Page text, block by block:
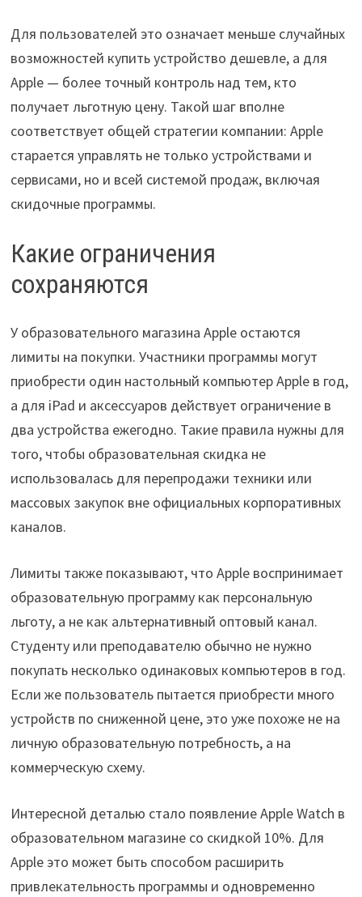
Для пользователей это означает меньше случайных
возможностей купить устройство дешевле, а для
Apple — более точный контроль над тем, кто
получает льготную цену. Такой шаг вполне
соответствует общей стратегии компании: Apple
старается управлять не только устройствами и
сервисами, но и всей системой продаж, включая
скидочные программы.
Какие ограничения
сохраняются
У образовательного магазина Apple остаются
лимиты на покупки. Участники программы могут
приобрести один настольный компьютер Apple в год,
а для iPad и аксессуаров действует ограничение в
два устройства ежегодно. Такие правила нужны для
того, чтобы образовательная скидка не
использовалась для перепродажи техники или
массовых закупок вне официальных корпоративных
каналов.
Лимиты также показывают, что Apple воспринимает
образовательную программу как персональную
льготу, а не как альтернативный оптовый канал.
Студенту или преподавателю обычно не нужно
покупать несколько одинаковых компьютеров в год.
Если же пользователь пытается приобрести много
устройств по сниженной цене, это уже похоже не на
личную образовательную потребность, а на
коммерческую схему.
Интересной деталью стало появление Apple Watch в
образовательном магазине со скидкой 10%. Для
Apple это может быть способом расширить
привлекательность программы и одновременно